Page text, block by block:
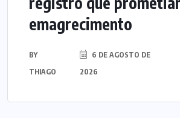
emagrecimento
BY
THIAGO
6 DE AGOSTO DE
2026